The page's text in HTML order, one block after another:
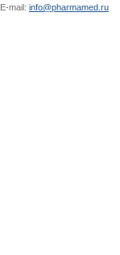
E-mail: info@pharmamed.ru